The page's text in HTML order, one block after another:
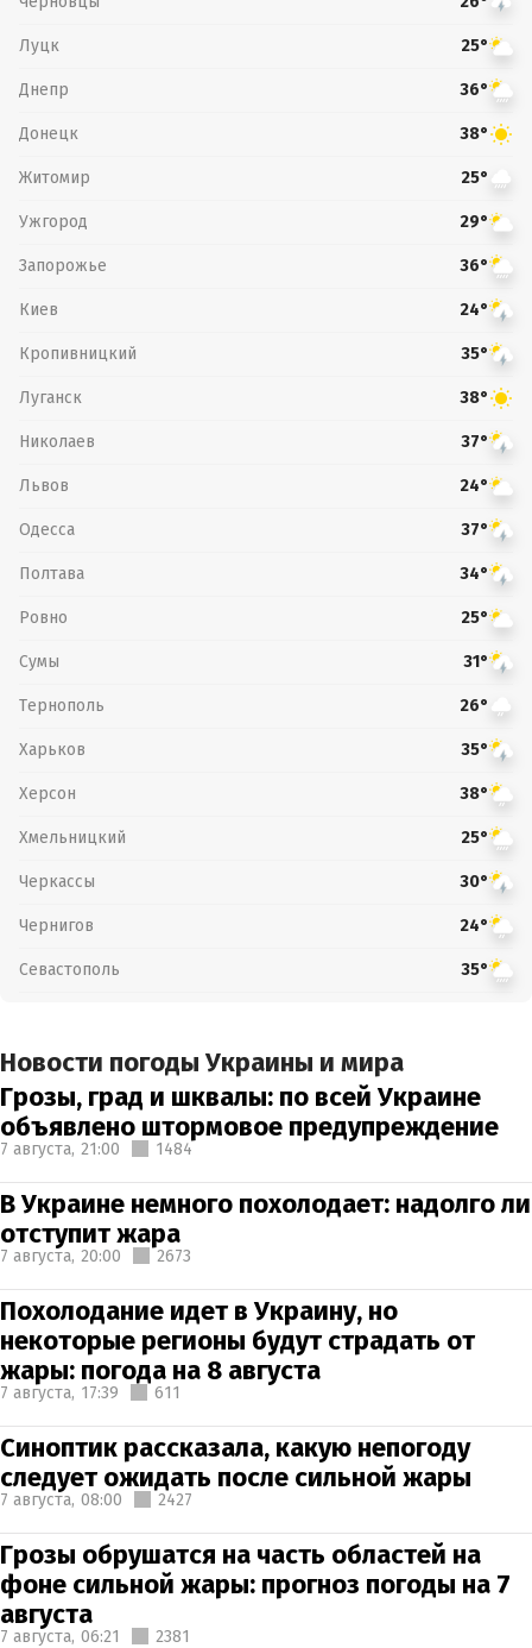
Луцк 25°
Днепр 36°
Донецк 38°
Житомир 25°
Ужгород 29°
Запорожье 36°
Киев 24°
Кропивницкий 35°
Луганск 38°
Николаев 37°
Львов 24°
Одесса 37°
Полтава 34°
Ровно 25°
Сумы 31°
Тернополь 26°
Харьков 35°
Херсон 38°
Хмельницкий 25°
Черкассы 30°
Чернигов 24°
Севастополь 35°
Новости погоды Украины и мира
Грозы, град и шквалы: по всей Украине
объявлено штормовое предупреждение
7 августа, 21:00 1484
В Украине немного похолодает: надолго ли
отступит жара
7 августа, 20:00 2673
Похолодание идет в Украину, но
некоторые регионы будут страдать от
жары: погода на 8 августа
7 августа, 17:39 611
Синоптик рассказала, какую непогоду
следует ожидать после сильной жары
7 августа, 08:00 2427
Грозы обрушатся на часть областей на
фоне сильной жары: прогноз погоды на 7
августа
7 августа, 06:21 2381